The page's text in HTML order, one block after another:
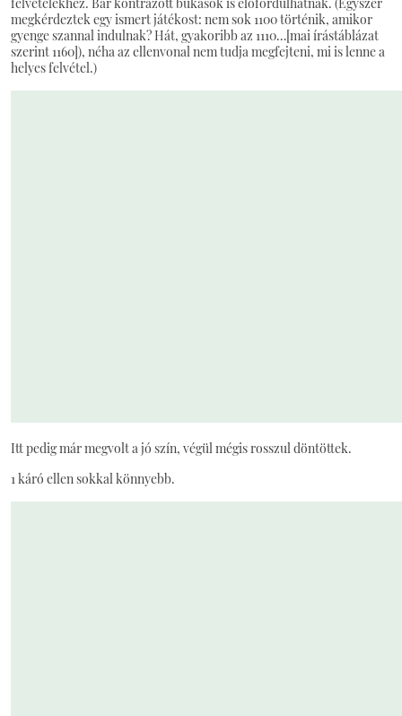
megkérdeztek egy ismert játékost: nem sok 1100 történik, amikor
gyenge szannal indulnak? Hát, gyakoribb az 1110…[mai írástáblázat
szerint 1160]), néha az ellenvonal nem tudja megfejteni, mi is lenne a
helyes felvétel.)
Itt pedig már megvolt a jó szín, végül mégis rosszul döntöttek.
1 káró ellen sokkal könnyebb.